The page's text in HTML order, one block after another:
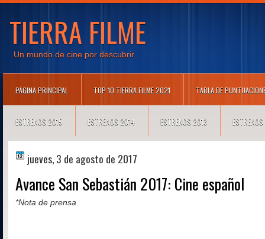
TIERRA FILME
Un mundo de cine por descubrir
PÁGINA PRINCIPAL TOP 10 TIERRA FILME 2021 TABLA DE
ESTRENOS 2015 ESTRENOS 2014 ESTRENOS 2013
jueves, 3 de agosto de 2017
Avance San Sebastián 2017: Cine español
*Nota de prensa